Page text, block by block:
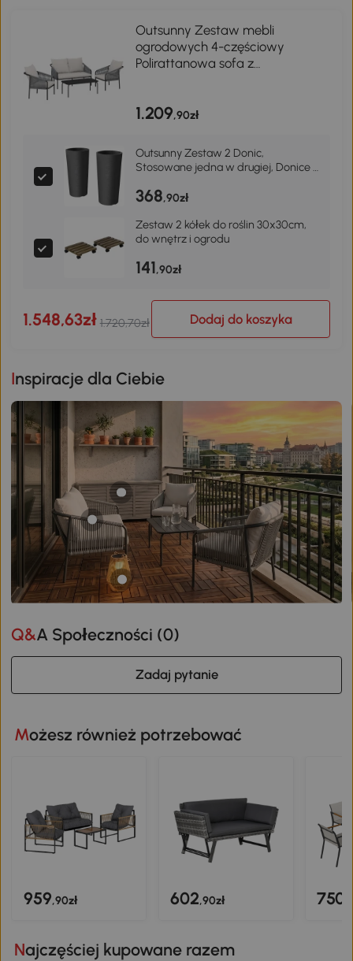
Outsunny Zestaw mebli
ogrodowych 4-częściowy
Polirattanowa sofa z
poduszkami
1.209,90zł
Outsunny Zestaw 2 Donic,
Stosowane jedna w drugiej, Donice z
Ciemnoszare
368,90zł
Zestaw 2 kółek do roślin 30x30cm,
do wnętrz i ogrodu
141,90zł
1.548,63zł 1.720,70zł Dodaj do koszyka
Inspiracje dla Ciebie
Q&A Społeczności (0)
Zadaj pytanie
Możesz również potrzebować
959,90zł 602,90zł 750
Najczęściej kupowane razem